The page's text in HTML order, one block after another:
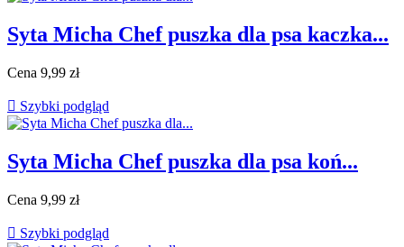
Syta Micha Chef puszka dla psa kaczka...
Cena 9,99 zł
 Szybki podgląd
Syta Micha Chef puszka dla psa koń...
Cena 9,99 zł
 Szybki podgląd